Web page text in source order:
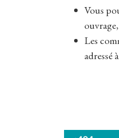
Vous
Les
adressé